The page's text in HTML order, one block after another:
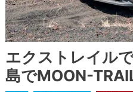
エクストレイル
島でMOON-